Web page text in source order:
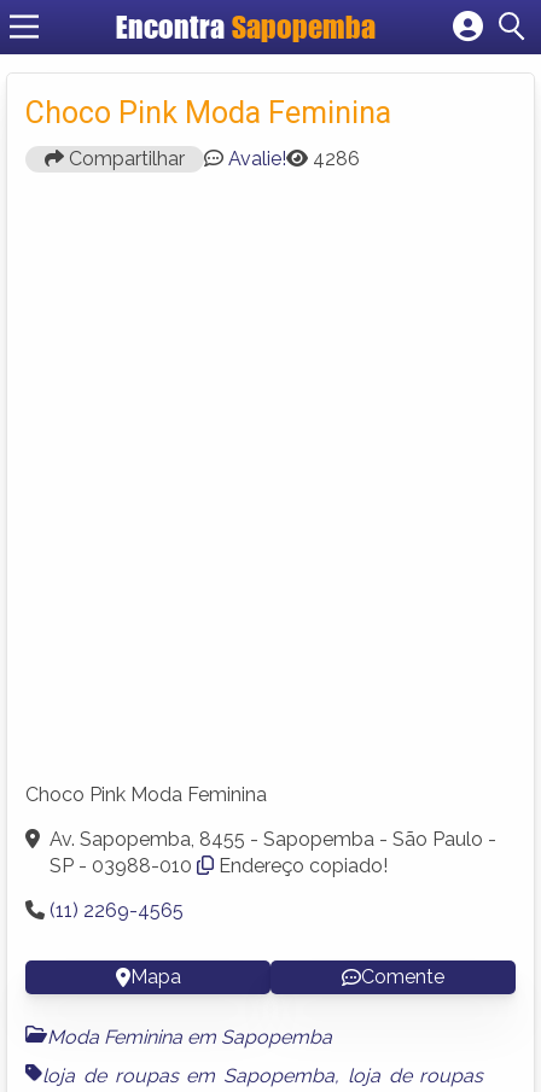
Encontra Sapopemba
Cadastrar empresa
Criar conta
Choco Pink Moda Feminina
Compartilhar Avalie! 4286
Choco Pink Moda Feminina
Av. Sapopemba, 8455 - Sapopemba - São Paulo -
SP - 03988-010
Endereço copiado!
(11) 2269-4565
Mapa Comente
Moda Feminina em Sapopemba
loja de roupas em Sapopemba, loja de roupas